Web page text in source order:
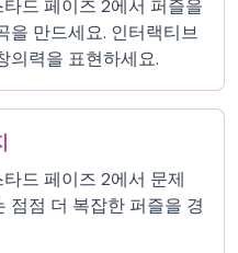
드 페이즈 2에서 퍼즐을
을 만드세요. 인터랙티브
의력을 표현하세요.
드 페이즈 2에서 문제
점점 더 복잡한 퍼즐을 경